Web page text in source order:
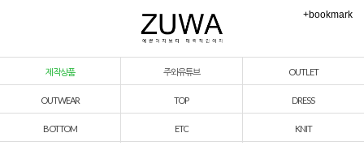
+bookmark
제작상품 주와유튜브 OUTLET
OUTWEAR TOP DRESS
BOTTOM ETC KNIT